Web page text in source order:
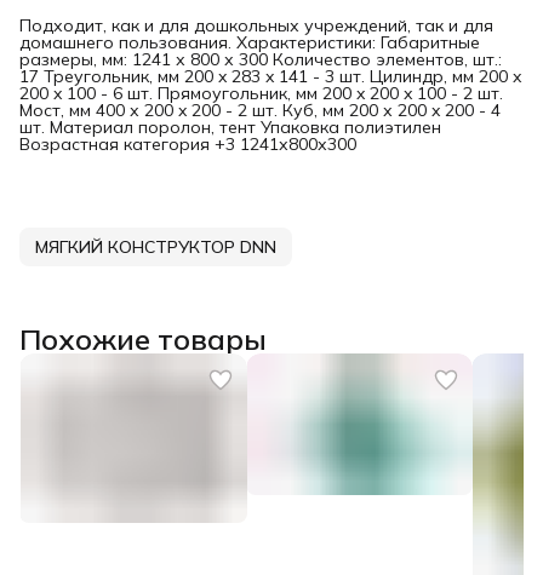
Подходит, как и для дошкольных учреждений, так и для
домашнего пользования. Характеристики: Габаритные
размеры, мм: 1241 х 800 х 300 Количество элементов, шт.:
17 Треугольник, мм 200 x 283 x 141 - 3 шт. Цилиндр, мм 200 x
200 x 100 - 6 шт. Прямоугольник, мм 200 x 200 x 100 - 2 шт.
Мост, мм 400 х 200 x 200 - 2 шт. Куб, мм 200 х 200 x 200 - 4
шт. Материал поролон, тент Упаковка полиэтилен
Возрастная категория +3 1241х800х300
МЯГКИЙ КОНСТРУКТОР DNN
Похожие товары